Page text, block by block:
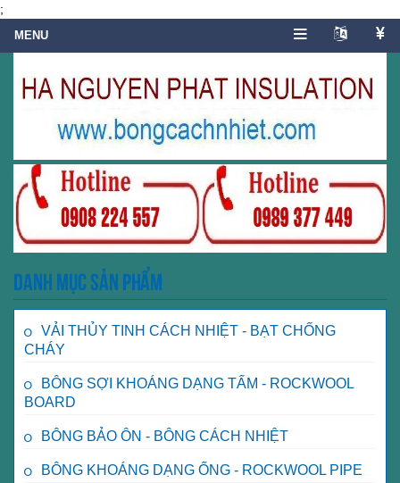
;
Danh mục sản phẩm
VẢI THỦY TINH CÁCH NHIỆT - BẠT CHỐNG
CHÁY
BÔNG SỢI KHOÁNG DẠNG TẤM - ROCKWOOL
BOARD
BÔNG BẢO ÔN - BÔNG CÁCH NHIỆT
BÔNG KHOÁNG DẠNG ỐNG - ROCKWOOL PIPE